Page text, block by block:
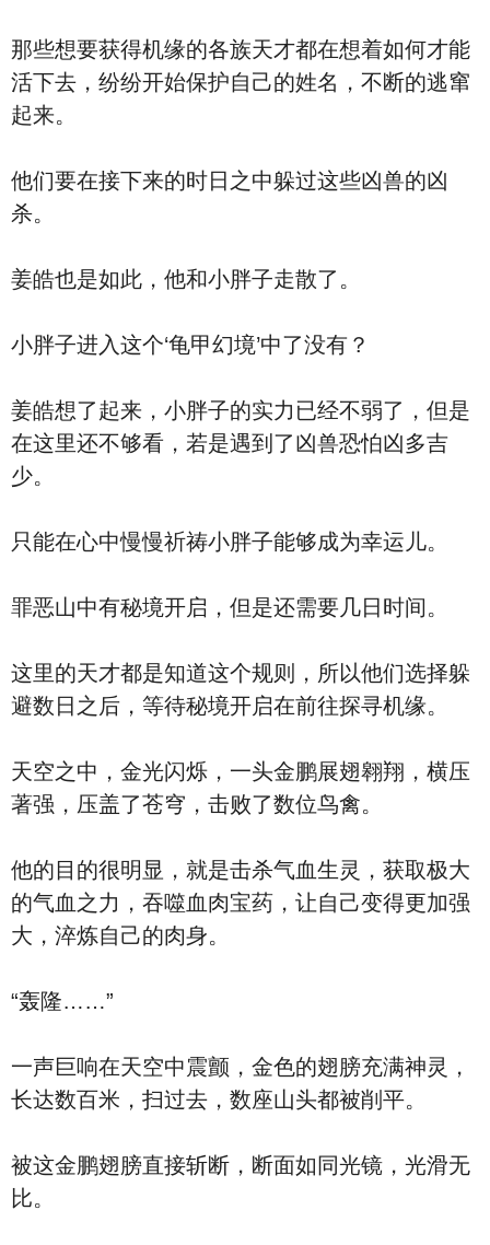
那些想要获得机缘的各族天才都在想着如何才能
活下去，纷纷开始保护自己的姓名，不断的逃窜
起来。
他们要在接下来的时日之中躲过这些凶兽的凶
杀。
姜皓也是如此，他和小胖子走散了。
小胖子进入这个‘龟甲幻境’中了没有？
姜皓想了起来，小胖子的实力已经不弱了，但是
在这里还不够看，若是遇到了凶兽恐怕凶多吉
少。
只能在心中慢慢祈祷小胖子能够成为幸运儿。
罪恶山中有秘境开启，但是还需要几日时间。
这里的天才都是知道这个规则，所以他们选择躲
避数日之后，等待秘境开启在前往探寻机缘。
天空之中，金光闪烁，一头金鹏展翅翱翔，横压
著强，压盖了苍穹，击败了数位鸟禽。
他的目的很明显，就是击杀气血生灵，获取极大
的气血之力，吞噬血肉宝药，让自己变得更加强
大，淬炼自己的肉身。
“轰隆……”
一声巨响在天空中震颤，金色的翅膀充满神灵，
长达数百米，扫过去，数座山头都被削平。
被这金鹏翅膀直接斩断，断面如同光镜，光滑无
比。